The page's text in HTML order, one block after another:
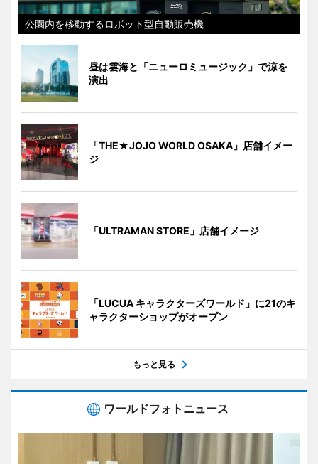
公園内を移動するロボット型自動販売機
昼は雲海と「ニューロミュージック」で涼を
演出
「THE★JOJO WORLD OSAKA」店舗イメー
ジ
「ULTRAMAN STORE」店舗イメージ
「LUCUA キャラクターズワールド」に21のキ
ャラクターショップがオープン
もっと見る
ワールドフォトニュース